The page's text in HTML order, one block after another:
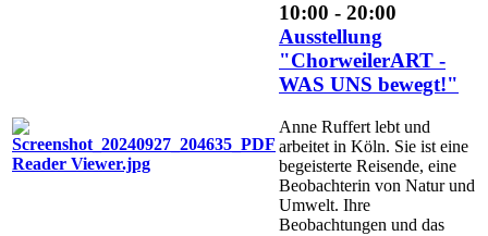
10:00 - 20:00
Ausstellung
"ChorweilerART -
WAS UNS bewegt!"
Anne Ruffert lebt und
arbeitet in Köln. Sie ist eine
begeisterte Reisende, eine
Beobachterin von Natur und
Umwelt. Ihre
Beobachtungen und das